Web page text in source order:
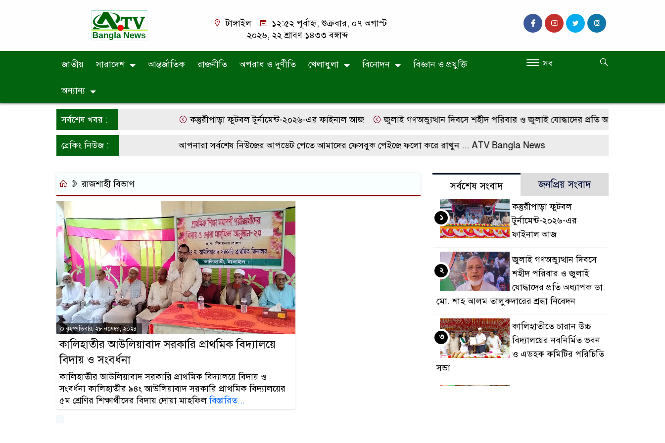
টাঙ্গাইল
১২:৫২ পূর্বাহ্ন, শুক্রবার, ০৭ অগাস্ট
২০২৬, ২২ শ্রাবণ ১৪৩৩ বঙ্গাব্দ
জাতীয় সারাদেশ আন্তর্জাতিক রাজনীতি অপরাধ ও দুর্ণীতি খেলাধুলা বিনোদন বিজ্ঞান ও প্রযুক্তি
অন্যান্য
সব
সর্বশেষ খবর : কস্তুরীপাড়া ফুটবল টুর্নামেন্ট-২০২৬-এর ফাইনাল আজ জুলাই গণঅভ্যুত্থান দিবসে শহীদ পরিবার ও জুলাই যোদ্ধাদের প্রতি অধ্যাপক ডা. মো.
ব্রেকিং নিউজ : আপনারা সর্বশেষ নিউজের আপডেট পেতে আমাদের ফেসবুক পেইজে ফলো করে রাখুন ... ATV Bangla News
রাজশাহী বিভাগ
বৃহস্পতিবার, ২৮ নভেম্বর, ২০২৪
কালিহাতীর আউলিয়াবাদ সরকারি প্রাথমিক বিদ্যালয়ে
বিদায় ও সংবর্ধনা
কালিহাতীর আউলিয়াবাদ সরকারি প্রাথমিক বিদ্যালয়ে বিদায় ও
সংবর্ধনা কালিহাতীর ৯৪ং আউলিয়াবাদ সরকারি প্রাথমিক বিদ্যালয়ের
৫ম শ্রেণির শিক্ষার্থীদের বিদায় দোয়া মাহফিলবিস্তারিত...
সর্বশেষ সংবাদ জনপ্রিয় সংবাদ
কস্তুরীপাড়া ফুটবল
টুর্নামেন্ট-২০২৬-এর
ফাইনাল আজ
১
জুলাই গণঅভ্যুত্থান দিবসে
শহীদ পরিবার ও জুলাই
যোদ্ধাদের প্রতি অধ্যাপক ডা.
মো. শাহ আলম তালুকদারের শ্রদ্ধা নিবেদন
২
কালিহাতীতে চারান উচ্চ
বিদ্যালয়ের নবনির্মিত ভবন
ও এডহক কমিটির পরিচিতি
সভা
৩